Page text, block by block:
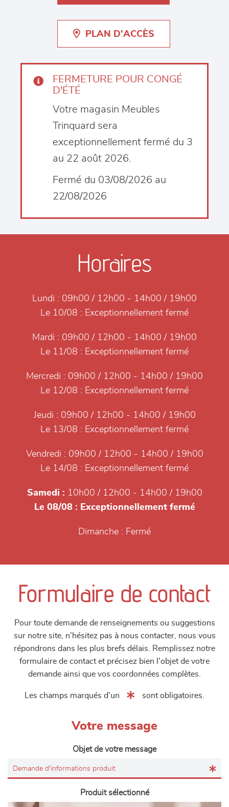
PLAN D'ACCÈS
FERMETURE POUR CONGÉ
D'ÉTÉ
Votre magasin Meubles
Trinquard sera
exceptionnellement fermé du 3
au 22 août 2026.
Fermé du 03/08/2026 au
22/08/2026
Horaires
Lundi : 09h00 / 12h00 - 14h00 / 19h00
Le 10/08 : Exceptionnellement fermé
Mardi : 09h00 / 12h00 - 14h00 / 19h00
Le 11/08 : Exceptionnellement fermé
Mercredi : 09h00 / 12h00 - 14h00 / 19h00
Le 12/08 : Exceptionnellement fermé
Jeudi : 09h00 / 12h00 - 14h00 / 19h00
Le 13/08 : Exceptionnellement fermé
Vendredi : 09h00 / 12h00 - 14h00 / 19h00
Le 14/08 : Exceptionnellement fermé
Samedi : 10h00 / 12h00 - 14h00 / 19h00
Le 08/08 : Exceptionnellement fermé
Dimanche : Fermé
Formulaire de contact
Pour toute demande de renseignements ou suggestions
sur notre site, n'hésitez pas à nous contacter, nous vous
répondrons dans les plus brefs délais. Remplissez notre
formulaire de contact et précisez bien l'objet de votre
demande ainsi que vos coordonnées complètes.
Les champs marqués d'un sont obligatoires.
Votre message
Objet de votre message
Produit sélectionné